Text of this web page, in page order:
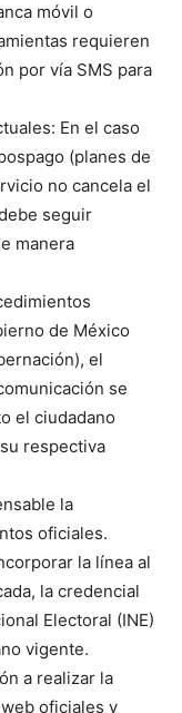
móvil o
requieren
por vía SMS para
En el caso
(planes de
no cancela el
seguir
manera
de México
el
se
el ciudadano
respectiva
la
oficiales.
la línea al
la credencial
Electoral (INE)
vigente.
a realizar la
oficiales y